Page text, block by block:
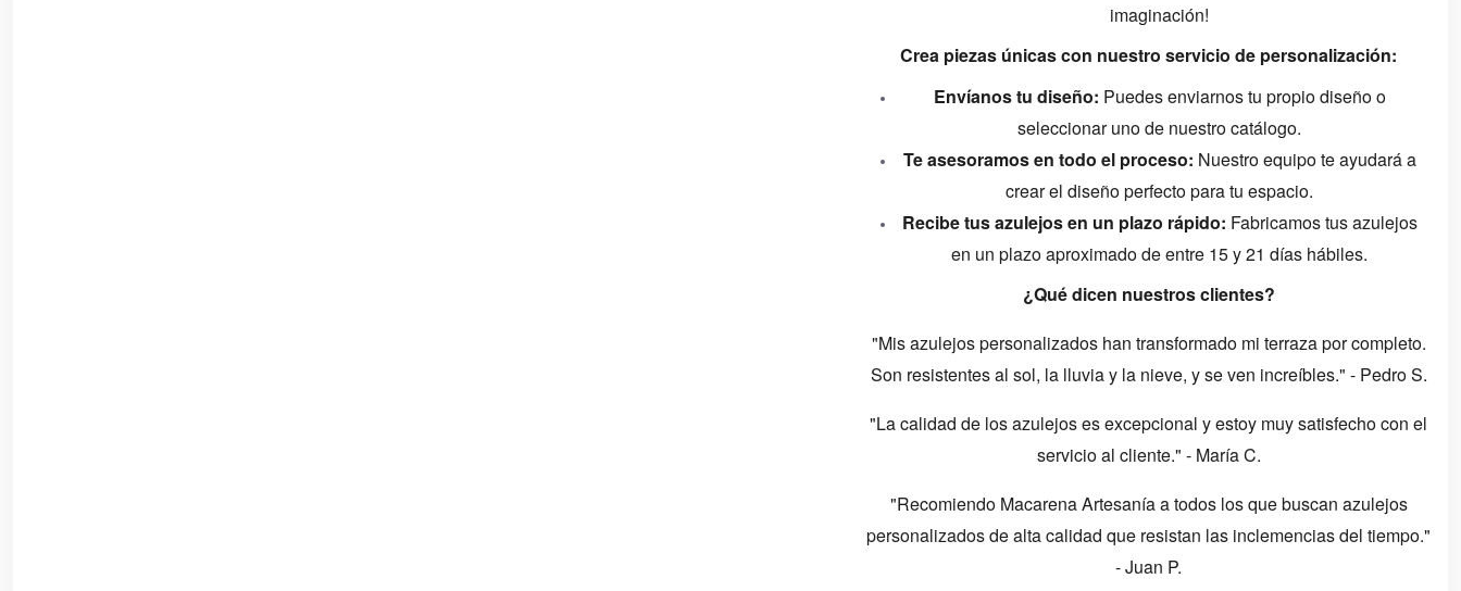
imaginación!
Crea piezas únicas con nuestro servicio de personalización:
Envíanos tu diseño: Puedes enviarnos tu propio diseño o
seleccionar uno de nuestro catálogo.
Te asesoramos en todo el proceso: Nuestro equipo te ayudará a
crear el diseño perfecto para tu espacio.
Recibe tus azulejos en un plazo rápido: Fabricamos tus azulejos
en un plazo aproximado de entre 15 y 21 días hábiles.
¿Qué dicen nuestros clientes?
"Mis azulejos personalizados han transformado mi terraza por completo.
Son resistentes al sol, la lluvia y la nieve, y se ven increíbles." - Pedro S.
"La calidad de los azulejos es excepcional y estoy muy satisfecho con el
servicio al cliente." - María C.
"Recomiendo Macarena Artesanía a todos los que buscan azulejos
personalizados de alta calidad que resistan las inclemencias del tiempo."
- Juan P.